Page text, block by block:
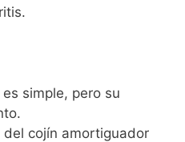
simple, pero su
cojín amortiguador